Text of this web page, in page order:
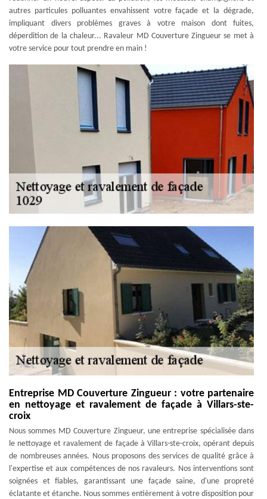
autres particules polluantes envahissent votre façade et la dégrade,
impliquant divers problèmes graves à votre maison dont fuites,
déperdition de la chaleur... Ravaleur MD Couverture Zingueur se met à
votre service pour tout prendre en main !
Entreprise MD Couverture Zingueur : votre partenaire
en nettoyage et ravalement de façade à Villars-ste-
croix
Nous sommes MD Couverture Zingueur, une entreprise spécialisée dans
le nettoyage et ravalement de façade à Villars-ste-croix, opérant depuis
de nombreuses années. Nous proposons des services de qualité grâce à
l'expertise et aux compétences de nos ravaleurs. Nos interventions sont
soignées et fiables, garantissant une façade saine, d'une propreté
éclatante et étanche. Nous sommes entièrement à votre disposition pour